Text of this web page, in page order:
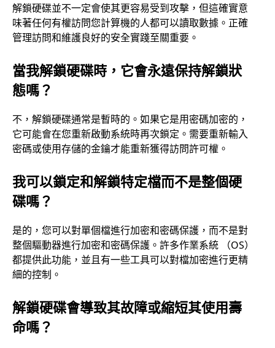
解鎖硬碟並不一定會使其更容易受到攻擊，但這確實意
味著任何有權訪問您計算機的人都可以讀取數據。正確
管理訪問和維護良好的安全實踐至關重要。
當我解鎖硬碟時，它會永遠保持解鎖狀
態嗎？
不，解鎖硬碟通常是暫時的。如果它是用密碼加密的，
它可能會在您重新啟動系統時再次鎖定。需要重新輸入
密碼或使用存儲的金鑰才能重新獲得訪問許可權。
我可以鎖定和解鎖特定檔而不是整個硬
碟嗎？
是的，您可以對單個檔進行加密和密碼保護，而不是對
整個驅動器進行加密和密碼保護。許多作業系統 （OS）
都提供此功能，並且有一些工具可以對檔加密進行更精
細的控制。
解鎖硬碟會導致其故障或縮短其使用壽
命嗎？